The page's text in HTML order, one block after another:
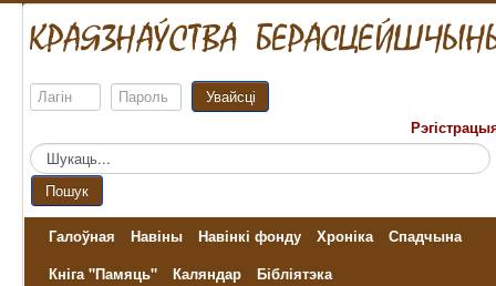
Увайсці
Пошук...
Пошук
Галоўная Навіны Навінкі фонду Хроніка
Спадчына
Кніга "Памяць"
Каляндар
Бібліятэка